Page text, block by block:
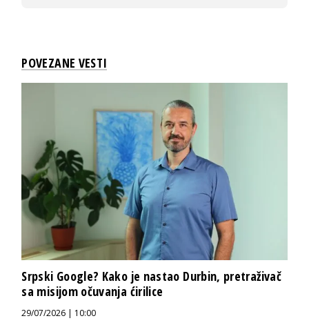
POVEZANE VESTI
Srpski Google? Kako je nastao Durbin, pretraživač
sa misijom očuvanja ćirilice
29/07/2026 | 10:00